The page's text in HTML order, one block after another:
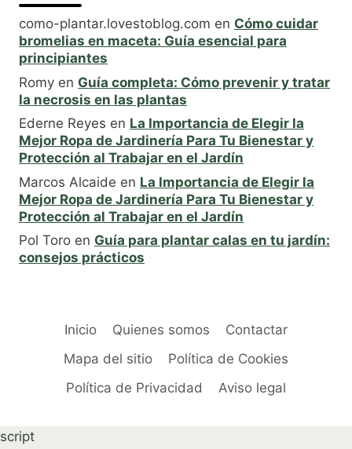
como-plantar.lovestoblog.com en Cómo cuidar
bromelias en maceta: Guía esencial para
principiantes
Romy en Guía completa: Cómo prevenir y tratar
la necrosis en las plantas
Ederne Reyes en La Importancia de Elegir la
Mejor Ropa de Jardinería Para Tu Bienestar y
Protección al Trabajar en el Jardín
Marcos Alcaide en La Importancia de Elegir la
Mejor Ropa de Jardinería Para Tu Bienestar y
Protección al Trabajar en el Jardín
Pol Toro en Guía para plantar calas en tu jardín:
consejos prácticos
Inicio Quienes somos
Contactar
Mapa del sitio
Política de Cookies
Política de Privacidad
Aviso legal
script